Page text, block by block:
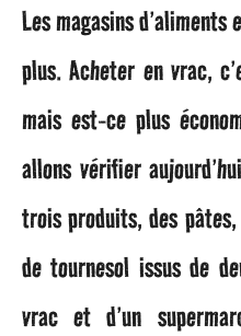
1
a
n
a
g
o
Les magasins
plus. Acheter en vrac,
mais est-ce plus
allons vérifier
trois produits, des
de tournesol issus de
vrac et d’un